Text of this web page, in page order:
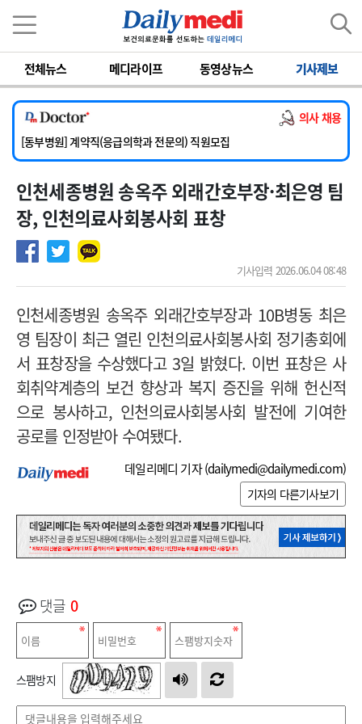
전체뉴스 메디라이프 동영상뉴스 기사제보
의사 채용
[서울아산병원] 2026년 하반기 인턴 모집
[영남대학교의료원] 마취통증의학과 임기제 임상의사 채용
[충남대학교병원] 소아청소년과(소아응급전담) 계약직 의사 공개채용
[동부병원] 계약직(응급의학과 전문의) 직원모집
[이대목동병원] 하반기 전공의(레지던트1년차) 모집
[서울아산병원] 2026년 하반기 인턴 모집
[영남대학교의료원] 마취통증의학과 임기제 임상의사 채용
인천세종병원 송옥주 외래간호부장·최은영 팀
장, 인천의료사회봉사회 표창
기사입력 2026.06.04 08:48
인천세종병원 송옥주 외래간호부장과 10B병동 최은
영 팀장이 최근 열린 인천의료사회봉사회 정기총회에
서 표창장을 수상했다고 3일 밝혔다. 이번 표창은 사
회취약계층의 보건 향상과 복지 증진을 위해 헌신적
으로 봉사하고, 인천의료사회봉사회 발전에 기여한
공로를 인정받아 수여됐다.
데일리메디 기자 (dailymedi@dailymedi.com)
기자의 다른기사보기
댓글 0
스팸방지